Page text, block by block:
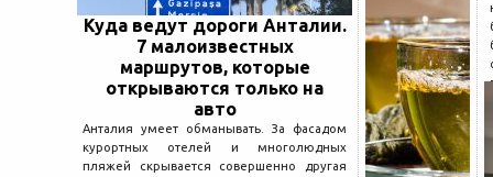
Куда ведут дороги Анталии.
7 малоизвестных
маршрутов, которые
открываются только на
авто
Анталия умеет обманывать. За фасадом
курортных отелей и многолюдных
пляжей скрывается совершенно другая